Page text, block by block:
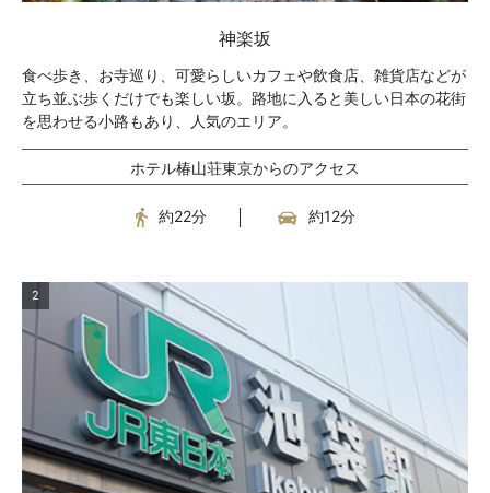
神楽坂
食べ歩き、お寺巡り、可愛らしいカフェや飲食店、雑貨店などが
立ち並ぶ歩くだけでも楽しい坂。路地に入ると美しい日本の花街
を思わせる小路もあり、人気のエリア。
ホテル椿山荘東京からのアクセス
約22分 約12分
2